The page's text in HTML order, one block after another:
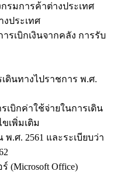
รมการค้าต่างประเทศ
งประเทศ
รเบิกเงินจากคลัง การรับ
ดินทางไปราชการ พ.ศ.
เบิกค่าใช้จ่ายในการเดิน
เพิ่มเติม
ศ. 2561 และระเบียบว่า
(Microsoft Office)